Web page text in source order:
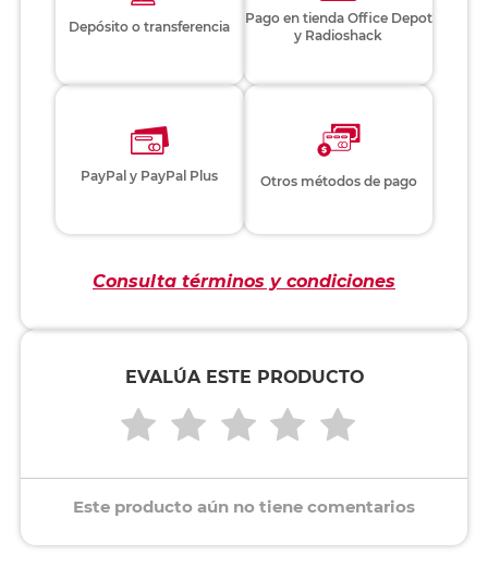
Depósito o transferencia
Pago en tienda Office Depot
y Radioshack
PayPal y PayPal Plus Otros métodos de pago
Consulta términos y condiciones
EVALÚA ESTE PRODUCTO
Este producto aún no tiene comentarios